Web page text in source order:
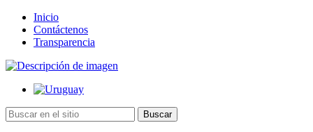
Inicio
Contáctenos
Transparencia